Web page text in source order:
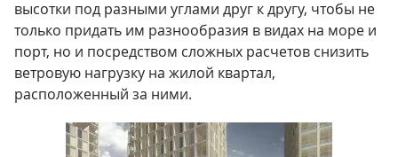
высотки под разными углами друг к другу, чтобы не
только придать им разнообразия в видах на море и
порт, но и посредством сложных расчетов снизить
ветровую нагрузку на жилой квартал,
расположенный за ними.